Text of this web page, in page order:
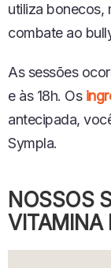
utiliza bonecos,
combate ao
As sessões
e às 18h. Os
antecipada,
Sympla.
NOSSOS
VITAMINA